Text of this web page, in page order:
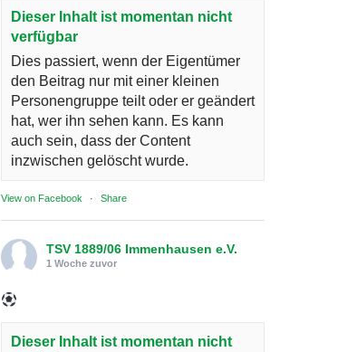
Dieser Inhalt ist momentan nicht
verfügbar
Dies passiert, wenn der Eigentümer
den Beitrag nur mit einer kleinen
Personengruppe teilt oder er geändert
hat, wer ihn sehen kann. Es kann
auch sein, dass der Content
inzwischen gelöscht wurde.
View on Facebook · Share
TSV 1889/06 Immenhausen e.V.
1 Woche zuvor
Dieser Inhalt ist momentan nicht